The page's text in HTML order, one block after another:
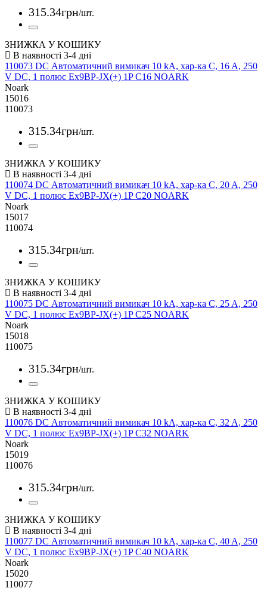
315.34грн/шт.
ЗНИЖКА У КОШИКУ
110073 DC Автоматичний вимикач 10 kA, хар-ка C, 16 A, 250
V DC, 1 полюс Ex9BP-JX(+) 1P C16 NOARK
Noark
15016
110073
315.34грн/шт.
ЗНИЖКА У КОШИКУ
110074 DC Автоматичний вимикач 10 kA, хар-ка C, 20 A, 250
V DC, 1 полюс Ex9BP-JX(+) 1P C20 NOARK
Noark
15017
110074
315.34грн/шт.
ЗНИЖКА У КОШИКУ
110075 DC Автоматичний вимикач 10 kA, хар-ка C, 25 A, 250
V DC, 1 полюс Ex9BP-JX(+) 1P C25 NOARK
Noark
15018
110075
315.34грн/шт.
ЗНИЖКА У КОШИКУ
110076 DC Автоматичний вимикач 10 kA, хар-ка C, 32 A, 250
V DC, 1 полюс Ex9BP-JX(+) 1P C32 NOARK
Noark
15019
110076
315.34грн/шт.
ЗНИЖКА У КОШИКУ
110077 DC Автоматичний вимикач 10 kA, хар-ка C, 40 A, 250
V DC, 1 полюс Ex9BP-JX(+) 1P C40 NOARK
Noark
15020
110077